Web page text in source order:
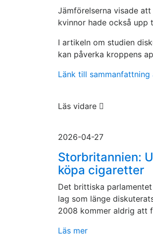
Jämförelserna visade
kvinnor hade också
I artikeln om studien
kan påverka kroppens
Länk till sammanfattning
Läs vidare
2026-04-27
Storbritannien:
köpa cigaretter
Det brittiska
lag som länge
2008 kommer aldrig att
Läs mer